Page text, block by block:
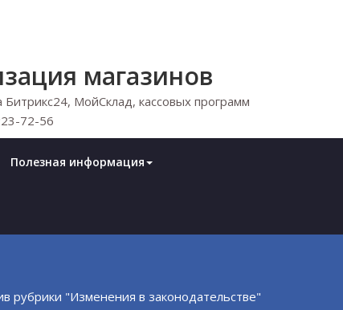
магазинов
МойСклад, кассовых программ
72-56
Полезная информация
рубрики "Изменения в законодательстве"